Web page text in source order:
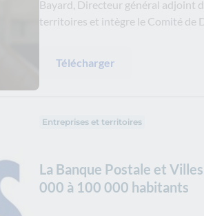
Bayard, Directeur général adjoint
territoires et intègre le Comité de
Télécharger
Entreprises et territoires
La Banque Postale et
000 à 100 000 habitants